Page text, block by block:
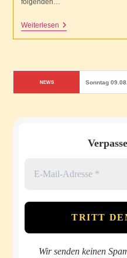
WeiterlesenPapillon
NEWS Sonntag
Wir senden keinen